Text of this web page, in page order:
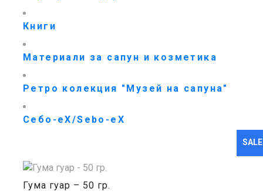
Книги
Материали за сапун и козметика
Ретро колекция "Музей на сапуна"
Себо-еХ/Sebo-eX
Гума гуар – 50 гр.